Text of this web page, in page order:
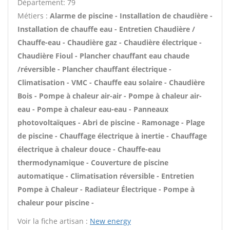
Département: 79
Métiers : Alarme de piscine - Installation de chaudière -
Installation de chauffe eau - Entretien Chaudière /
Chauffe-eau - Chaudière gaz - Chaudière électrique -
Chaudière Fioul - Plancher chauffant eau chaude
/réversible - Plancher chauffant électrique -
Climatisation - VMC - Chauffe eau solaire - Chaudière
Bois - Pompe à chaleur air-air - Pompe à chaleur air-
eau - Pompe à chaleur eau-eau - Panneaux
photovoltaïques - Abri de piscine - Ramonage - Plage
de piscine - Chauffage électrique à inertie - Chauffage
électrique à chaleur douce - Chauffe-eau
thermodynamique - Couverture de piscine
automatique - Climatisation réversible - Entretien
Pompe à Chaleur - Radiateur Électrique - Pompe à
chaleur pour piscine -
Voir la fiche artisan : New energy